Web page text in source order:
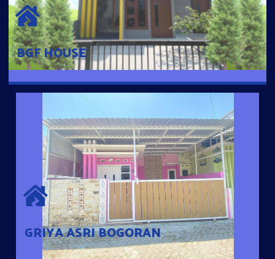
BGF HOUSE
Hunian Mewah Pusat Kota dengan fasilitas Free Desain, Dapur,
Parkir Mobil dengan 3 Kamar Tidur dan 2 Kamar Mandi.
GRIYA ASRI BOGORAN
GRIYA ASRI BOGORAN
Desain Modern Minimalis dengan Konsep Rumah Pintar
Sehingga Memudahkan Penghuni mengakses rumahnya
dengan Ponsel